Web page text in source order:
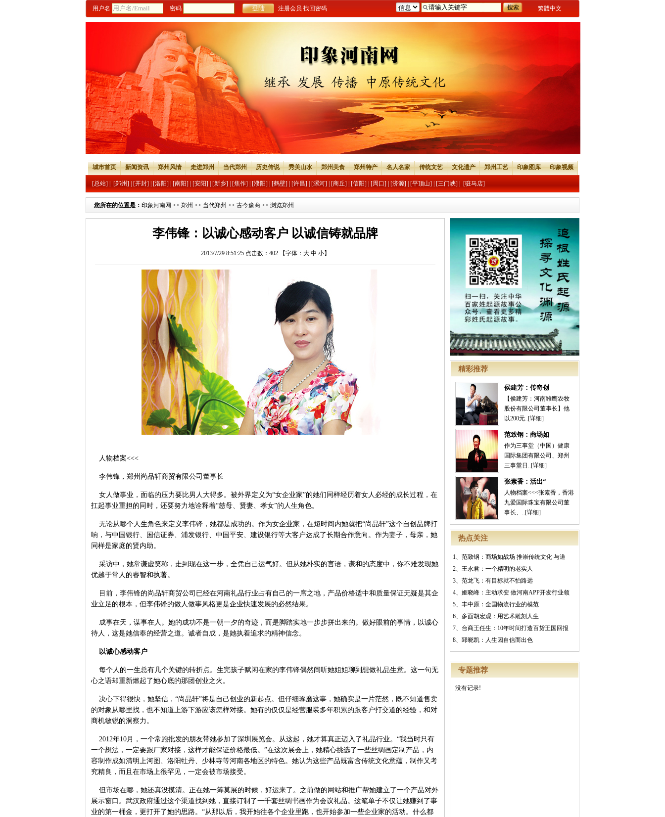
繁體中文
用户名 密码 注册会员 找回密码
城市首页 新闻资讯 郑州风情 走进郑州 当代郑州 历史传说 秀美山水 郑州美食 郑州特产 名人名家 传统文艺 文化遗产 郑州工艺 印象图库 印象视频
[总站] [郑州] [开封] [洛阳] [南阳] [安阳] [新乡] [焦作] [濮阳] [鹤壁] [许昌] [漯河] [商丘] [信阳] [周口] [济源] [平顶山] [三门峡] [驻马店]
您所在的位置是： 印象河南网 >> 郑州 >> 当代郑州 >> 古今豫商 >> 浏览郑州
精彩推荐
侯建芳：传奇创
【侯建芳：河南雏鹰农牧
股份有限公司董事长】他
以200元..[详细]
范致钢：商场如
作为三事堂（中国）健康
国际集团有限公司、郑州
三事堂日..[详细]
张素香：活出“
人物档案<<<张素香，香港
九爱国际珠宝有限公司董
事长、..[详细]
热点关注
1、 范致钢：商场如战场 推崇传统文化 与道
2、 王永君：一个精明的老实人
3、 范龙飞：有目标就不怕路远
4、 姬晓峰：主动求变 做河南APP开发行业领
5、 丰中原：全国物流行业的模范
6、 多面胡宏观：用艺术雕刻人生
7、 台商王任生：10年时间打造百货王国回报
8、 郅晓凯：人生因自信而出色
专题推荐
没有记录!
李伟锋：以诚心感动客户 以诚信铸就品牌
2013/7/29 8:51:25 点击数： 402 【字体： 大 中 小】
人物档案<<<
李伟锋，郑州尚品轩商贸有限公司董事长
女人做事业，面临的压力要比男人大得多。被外界定义为“女企业家”的她们同样经历着女人必经的成长过程，在
扛起事业重担的同时，还要努力地诠释着“慈母、贤妻、孝女”的人生角色。
无论从哪个人生角色来定义李伟锋，她都是成功的。作为女企业家，在短时间内她就把“尚品轩”这个自创品牌打
响，与中国银行、国信证券、浦发银行、中国平安、建设银行等大客户达成了长期合作意向。作为妻子，母亲，她
同样是家庭的贤内助。
采访中，她常谦虚笑称，走到现在这一步，全凭自己运气好。但从她朴实的言语，谦和的态度中，你不难发现她
优越于常人的睿智和执著。
目前，李伟锋的尚品轩商贸公司已经在河南礼品行业占有自己的一席之地，产品价格适中和质量保证无疑是其企
业立足的根本，但李伟锋的做人做事风格更是企业快速发展的必然结果。
成事在天，谋事在人。她的成功不是一朝一夕的奇迹，而是脚踏实地一步步拼出来的。做好眼前的事情，以诚心
待人，这是她信奉的经营之道。诚者自成，是她执着追求的精神信念。
以诚心感动客户
每个人的一生总有几个关键的转折点。生完孩子赋闲在家的李伟锋偶然间听她姐姐聊到想做礼品生意。这一句无
心之语却重新燃起了她心底的那团创业之火。
决心下得很快，她坚信，“尚品轩”将是自己创业的新起点。但仔细琢磨这事，她确实是一片茫然，既不知道售卖
的对象从哪里找，也不知道上游下游应该怎样对接。她有的仅仅是经营服装多年积累的跟客户打交道的经验，和对
商机敏锐的洞察力。
2012年10月，一个常跑批发的朋友带她参加了深圳展览会。从这起，她才算真正迈入了礼品行业。“我当时只有
一个想法，一定要跟厂家对接，这样才能保证价格最低。”在这次展会上，她精心挑选了一些丝绸画定制产品，内
容制作成如清明上河图、洛阳牡丹、少林寺等河南各地区的特色。她认为这些产品既富含传统文化意蕴，制作又考
究精良，而且在市场上很罕见，一定会被市场接受。
但市场在哪，她还真没摸清。正在她一筹莫展的时候，好运来了。之前做的网站和推广帮她建立了一个产品对外
展示窗口。武汉政府通过这个渠道找到她，直接订制了一千套丝绸书画作为会议礼品。这笔单子不仅让她赚到了事
业的第一桶金，更打开了她的思路。“从那以后，我开始往各个企业里跑，也开始参加一些企业家的活动。什么都